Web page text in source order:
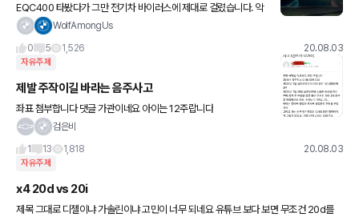
EQC400 타봤다가 그만 전기차 바이러스에 제대로 걸렸습니다. 악
셀에 발끝을 살짝 갖다대기만 하면 그 즉시 터져나오는 풀토크가 진
WolfAmongUs
0
5 1,526 20.08.03
자유주제
제발 주작이길 바라는 음주사고
좌표 첨부합니다 댓글 가관이네요 아이는 12주랍니다
검은비
1
13 1,818 20.08.03
자유주제
x4 20d vs 20i
제목 그대로 디젤이냐 가솔린이냐 고민이 너무 되네요 유튜브 보다 보면 무조건 20d를